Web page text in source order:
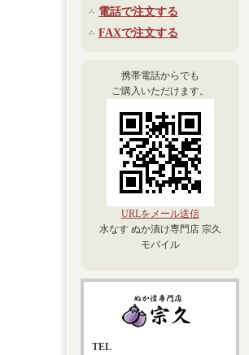
電話で注文する
FAXで注文する
携帯電話からでも
ご購入いただけます。
URLをメール送信
水なす ぬか漬け専門店 宗久
モバイル
TEL